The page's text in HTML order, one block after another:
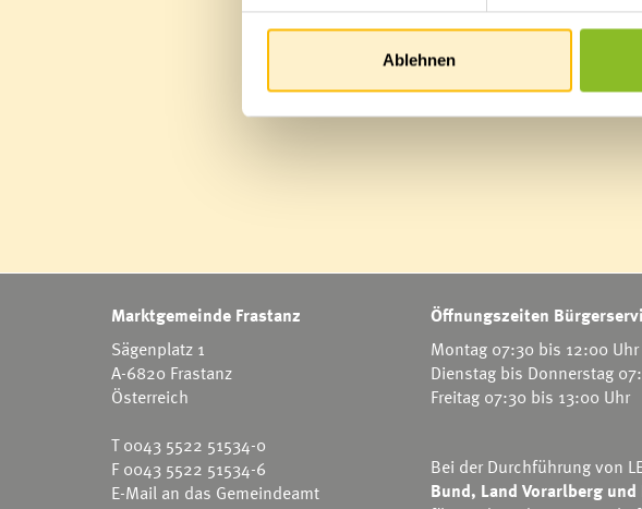
Ablehnen
Marktgemeinde Frastanz
Sägenplatz 1
A-6820 Frastanz
Österreich
T0043 5522 51534-0
F 0043 5522 51534-6
E-Mail an das Gemeindeamt
Öffnungszeiten
Montag 07:30 bis 12:00
Dienstag bis Donnerstag
Freitag 07:30 bis 13:00 Uhr
Bei der Durchführung von
Bund, Land Vorarlberg und